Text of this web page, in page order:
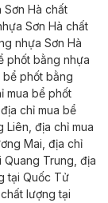
Hà chất
Sơn Hà chất
nhựa Sơn Hà
phốt bằng nhựa
bể phốt bằng
mua bể phốt
địa chỉ mua bể
Liên, địa chỉ mua
Mai, địa chỉ
Quang Trung, địa
tại Quốc Tử
lượng tại